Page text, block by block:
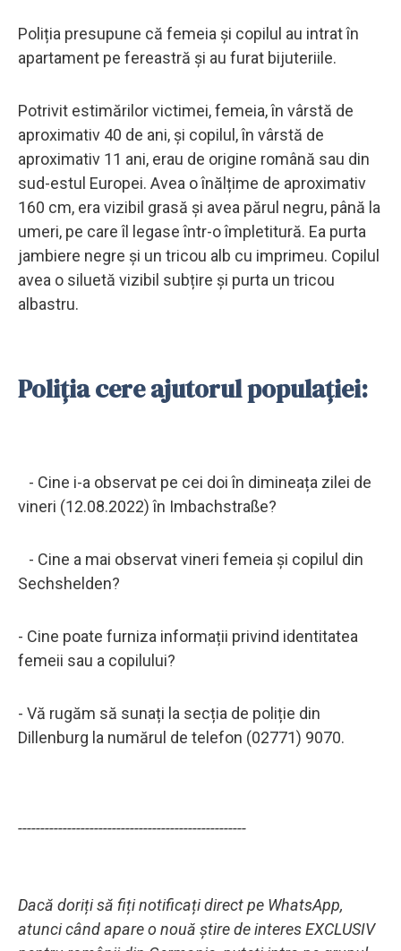
Poliția presupune că femeia și copilul au intrat în
apartament pe fereastră și au furat bijuteriile.
Potrivit estimărilor victimei, femeia, în vârstă de
aproximativ 40 de ani, și copilul, în vârstă de
aproximativ 11 ani, erau de origine română sau din
sud-estul Europei. Avea o înălțime de aproximativ
160 cm, era vizibil grasă și avea părul negru, până la
umeri, pe care îl legase într-o împletitură. Ea purta
jambiere negre și un tricou alb cu imprimeu. Copilul
avea o siluetă vizibil subțire și purta un tricou
albastru.
Poliția cere ajutorul populației:
- Cine i-a observat pe cei doi în dimineața zilei de
vineri (12.08.2022) în Imbachstraße?
- Cine a mai observat vineri femeia și copilul din
Sechshelden?
- Cine poate furniza informații privind identitatea
femeii sau a copilului?
- Vă rugăm să sunați la secția de poliție din
Dillenburg la numărul de telefon (02771) 9070.
---------------------------------------------------
Dacă doriți să fiți notificați direct pe WhatsApp,
atunci când apare o nouă știre de interes EXCLUSIV